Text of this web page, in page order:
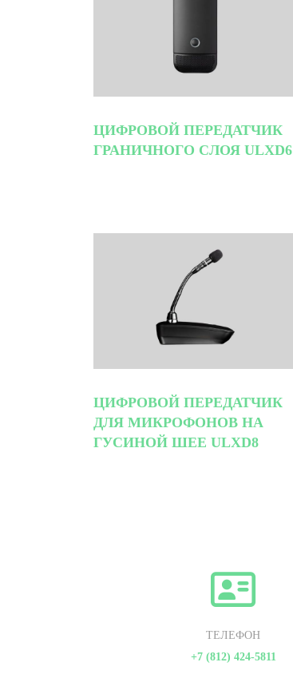
ЦИФРОВОЙ ПЕРЕДАТЧИК
ГРАНИЧНОГО СЛОЯ ULXD6
ЦИФРОВОЙ ПЕРЕДАТЧИК
ДЛЯ МИКРОФОНОВ НА
ГУСИНОЙ ШЕЕ ULXD8
ТЕЛЕФОН
+7 (812) 424-5811